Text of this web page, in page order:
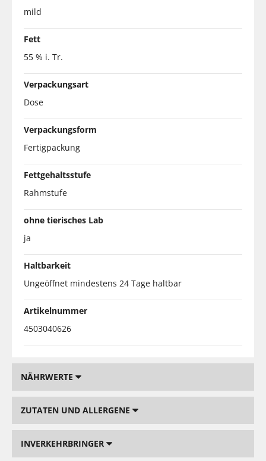
mild
Fett
55 % i. Tr.
Verpackungsart
Dose
Verpackungsform
Fertigpackung
Fettgehaltsstufe
Rahmstufe
ohne tierisches Lab
ja
Haltbarkeit
Ungeöffnet mindestens 24 Tage haltbar
Artikelnummer
4503040626
NÄHRWERTE
ZUTATEN UND ALLERGENE
INVERKEHRBRINGER